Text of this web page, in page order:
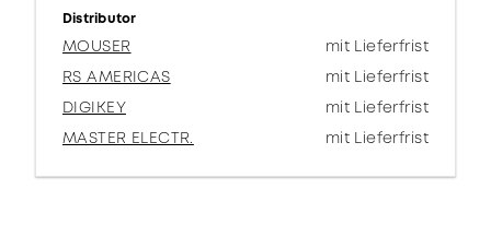
Distributor
MOUSER
mit Lieferfrist
RS AMERICAS
mit Lieferfrist
DIGIKEY
mit Lieferfrist
MASTER ELECTR.
mit Lieferfrist